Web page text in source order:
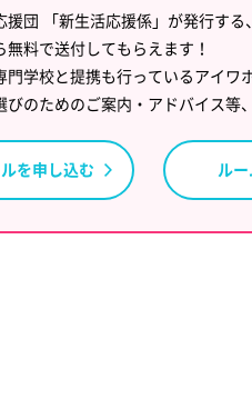
援団 「新生活応援係」が発行す
料で送付してもらえます！
門学校と提携も行っているアイ
びのためのご案内・アドバイス等
を申し込む ル